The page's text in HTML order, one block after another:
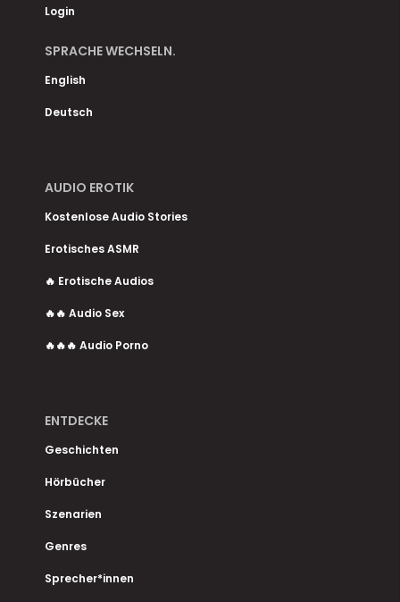
Login
SPRACHE WECHSELN.
English
Deutsch
AUDIO EROTIK
Kostenlose Audio Stories
Erotisches ASMR
🔥 Erotische Audios
🔥🔥 Audio Sex
🔥🔥🔥 Audio Porno
ENTDECKE
Geschichten
Hörbücher
Szenarien
Genres
Sprecher*innen